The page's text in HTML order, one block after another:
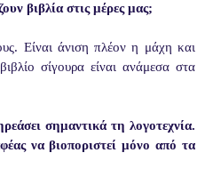
βιβλία στις μέρες μας;
Είναι άνιση πλέον η μάχη και
σίγουρα είναι ανάμεσα στα
σημαντικά τη λογοτεχνία.
να βιοποριστεί μόνο από τα